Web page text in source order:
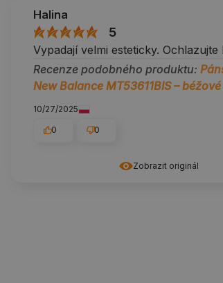
Zobrazit originál
Halina
5
Vypadají velmi esteticky. Ochlazujte
Recenze podobného produktu:
New Balance MT53611BIS –
10/27/2025
0 0